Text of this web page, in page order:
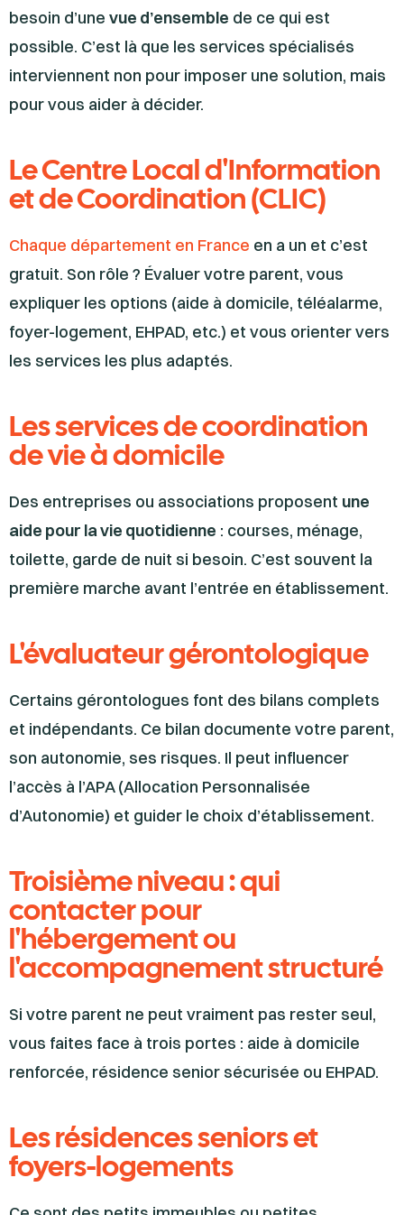
besoin d’une vue d’ensemble de ce qui est
possible. C’est là que les services spécialisés
interviennent non pour imposer une solution, mais
pour vous aider à décider.
Le Centre Local d'Information
et de Coordination (CLIC)
Chaque département en France en a un et c’est
gratuit. Son rôle ? Évaluer votre parent, vous
expliquer les options (aide à domicile, téléalarme,
foyer-logement, EHPAD, etc.) et vous orienter vers
les services les plus adaptés.
Les services de coordination
de vie à domicile
Des entreprises ou associations proposent une
aide pour la vie quotidienne : courses, ménage,
toilette, garde de nuit si besoin. C’est souvent la
première marche avant l’entrée en établissement.
L'évaluateur gérontologique
Certains gérontologues font des bilans complets
et indépendants. Ce bilan documente votre parent,
son autonomie, ses risques. Il peut influencer
l’accès à l’APA (Allocation Personnalisée
d’Autonomie) et guider le choix d’établissement.
Troisième niveau : qui
contacter pour
l'hébergement ou
l'accompagnement structuré
Si votre parent ne peut vraiment pas rester seul,
vous faites face à trois portes : aide à domicile
renforcée, résidence senior sécurisée ou EHPAD.
Les résidences seniors et
foyers-logements